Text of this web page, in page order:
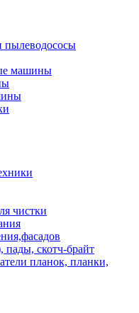
пылеводососы
машины
чистки
пады, скотч-брайт
планок, планки,